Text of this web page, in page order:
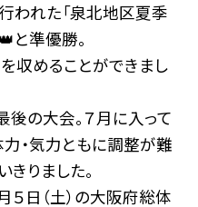
われた「泉北地区夏季
準優勝。
収めることができまし
の大会。７月に入って
・気力ともに調整が難
りました。
日（土）の大阪府総体